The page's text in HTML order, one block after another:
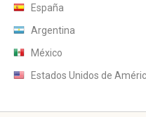
España
Argentina
México
Estados Unidos de